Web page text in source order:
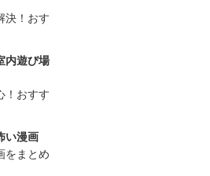
決！おす
内遊び場
！おすす
い漫画
をまとめ